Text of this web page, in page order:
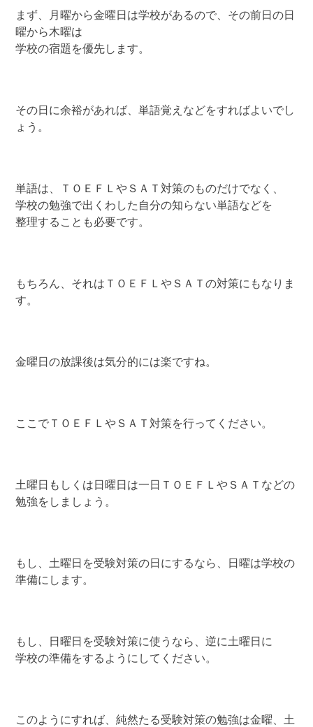
まず、月曜から金曜日は学校があるので、その前日の日
曜から木曜は
学校の宿題を優先します。
その日に余裕があれば、単語覚えなどをすればよいでし
ょう。
単語は、ＴＯＥＦＬやＳＡＴ対策のものだけでなく、
学校の勉強で出くわした自分の知らない単語などを
整理することも必要です。
もちろん、それはＴＯＥＦＬやＳＡＴの対策にもなりま
す。
金曜日の放課後は気分的には楽ですね。
ここでＴＯＥＦＬやＳＡＴ対策を行ってください。
土曜日もしくは日曜日は一日ＴＯＥＦＬやＳＡＴなどの
勉強をしましょう。
もし、土曜日を受験対策の日にするなら、日曜は学校の
準備にします。
もし、日曜日を受験対策に使うなら、逆に土曜日に
学校の準備をするようにしてください。
このようにすれば、純然たる受験対策の勉強は金曜、土